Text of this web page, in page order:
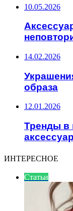
10.05.2026
14.02.2026
образа
12.01.2026
Тренды в
ИНТЕРЕСНОЕ
Статьи